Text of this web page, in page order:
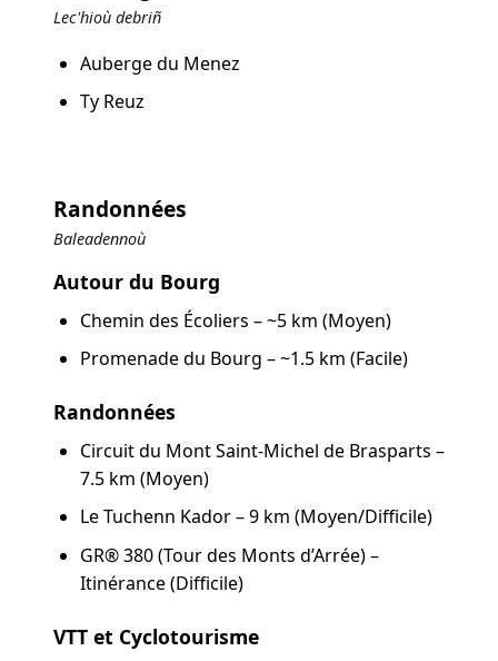
Lec'hioù debriñ
Auberge du Menez
Ty Reuz
Randonnées
Baleadennoù
Autour du Bourg
Chemin des Écoliers – ~5 km (Moyen)
Promenade du Bourg – ~1.5 km (Facile)
Randonnées
Circuit du Mont Saint-Michel de Brasparts –
7.5 km (Moyen)
Le Tuchenn Kador – 9 km (Moyen/Difficile)
GR® 380 (Tour des Monts d’Arrée) –
Itinérance (Difficile)
VTT et Cyclotourisme